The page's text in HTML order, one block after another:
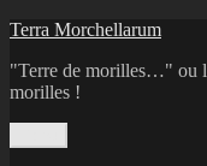
Aller
contenu
Terra Morchellarum
"Terre de morilles…" ou
morilles !